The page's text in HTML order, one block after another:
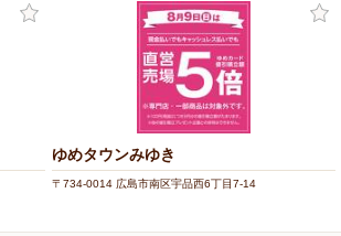
ゆめタウンみゆき
〒734-0014 広島市南区宇品西6丁目7-14